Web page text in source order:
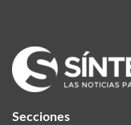
Secciones